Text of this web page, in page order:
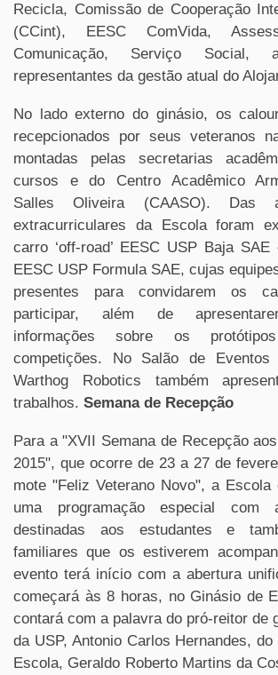
Recicla, Comissão de Cooperação
(CCint), EESC ComVida,
Comunicação, Serviço Social,
representantes da gestão atual do
No lado externo do ginásio, os
recepcionados por seus veteranos
montadas pelas secretarias
cursos e do Centro Acadêmico
Salles Oliveira (CAASO). Das
extracurriculares da Escola foram
carro ‘off-road’ EESC USP Baja
EESC USP Formula SAE, cujas
presentes para convidarem os
participar, além de
informações sobre os
competições. No Salão de Eventos
Warthog Robotics também
trabalhos. Semana de Recepção
Para a "XVII Semana de Recepção
2015", que ocorre de 23 a 27 de
mote "Feliz Veterano Novo", a Escola
uma programação especial com
destinadas aos estudantes e
familiares que os estiverem
evento terá início com a abertura
começará às 8 horas, no Ginásio de
contará com a palavra do pró-reitor de
da USP, Antonio Carlos Hernandes,
Escola, Geraldo Roberto Martins da